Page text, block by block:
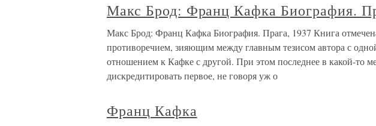
Макс Брод: Франц Кафка Биография.
Макс Брод: Франц Кафка Биография. Прага, 1937 Книга
противоречием, зияющим между главным тезисом автора с
отношением к Кафке с другой. При этом последнее в какой-то
дискредитировать первое, не говоря уж о
Франц Кафка